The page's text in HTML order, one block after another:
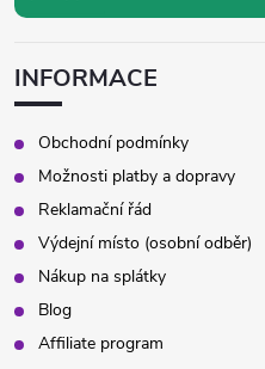
INFORMACE
Obchodní podmínky
Možnosti platby a dopravy
Reklamační řád
Výdejní místo (osobní odběr)
Nákup na splátky
Blog
Affiliate program